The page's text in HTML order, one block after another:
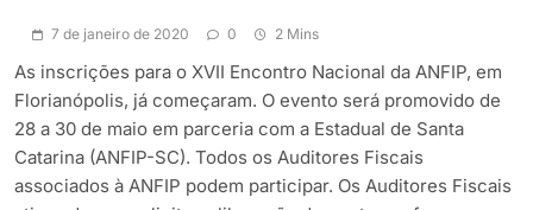
7 de janeiro de 2020 0 2 Mins
As inscrições para o XVII Encontro Nacional da ANFIP, em
Florianópolis, já começaram. O evento será promovido de
28 a 30 de maio em parceria com a Estadual de Santa
Catarina (ANFIP-SC). Todos os Auditores Fiscais
associados à ANFIP podem participar. Os Auditores Fiscais